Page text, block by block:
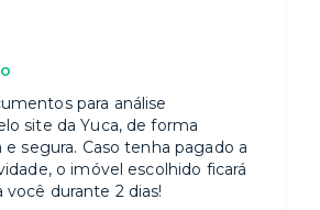
prévia no local. Visitantes
ser cadastrados previamente.
los que, para garantir o
de todos, é estritamente proibido
e nas áreas comuns do
política foi criada para promover
saudável e agradável para todos.
possui várias obras em
para análise
site da Yuca, de forma
e segura. Caso tenha pagado a
o imóvel escolhido ficará
você durante 2 dias!